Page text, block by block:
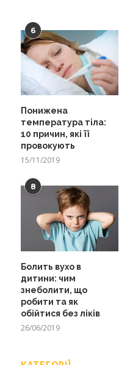
6
Понижена
температура тіла:
10 причин, які її
провокують
15/11/2019
8
Болить вухо в
дитини: чим
знеболити, що
робити та як
обійтися без ліків
26/06/2019